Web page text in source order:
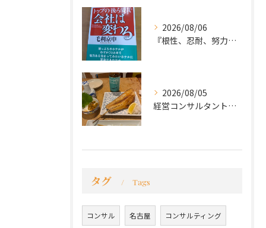
2026/08/06
『根性、忍耐、努力という言葉は死語なのか』
2026/08/05
経営コンサルタントのモーちゃん・毛利京申です。
タグ Tags
コンサル 名古屋 コンサルティング